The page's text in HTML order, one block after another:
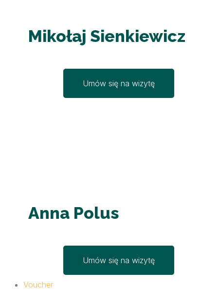
Mikołaj Sienkiewicz
Umów się na wizytę
Anna Polus
Umów się na wizytę
Voucher